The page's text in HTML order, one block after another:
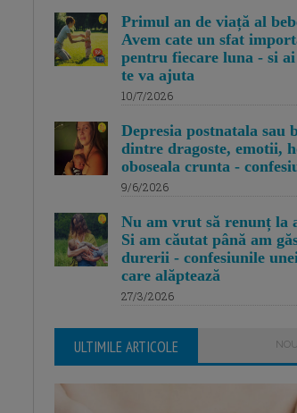
Primul an de viață al
Avem cate un sfat
pentru fiecare luna - si ai
te va ajuta
10/7/2026
Depresia postnatala sau
dintre dragoste, emotii,
oboseala crunta -
9/6/2026
Nu am vrut să renunț la
Si am căutat până am
durerii - confesiunile
care alăptează
27/3/2026
ULTIMILE ARTICOLE